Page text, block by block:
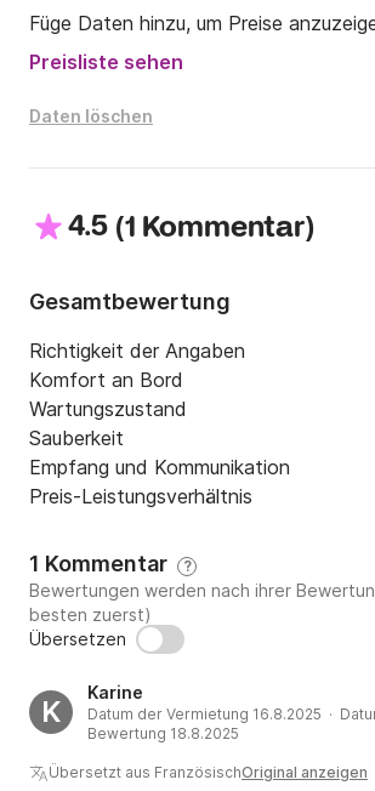
Füge Daten hinzu, um Preise
Preisliste sehen
Daten löschen
4.5 (1 Kommentar)
Gesamtbewertung
Richtigkeit der Angaben
Komfort an Bord
Wartungszustand
Sauberkeit
Empfang und Kommunikation
Preis-Leistungsverhältnis
1 Kommentar ?
Bewertungen werden nach ihrer
besten zuerst)
Übersetzen
K
Karine
Datum der Vermietung 16.8.2025 ·
Bewertung 18.8.2025
Übersetzt aus FranzösischOriginal anzeigen